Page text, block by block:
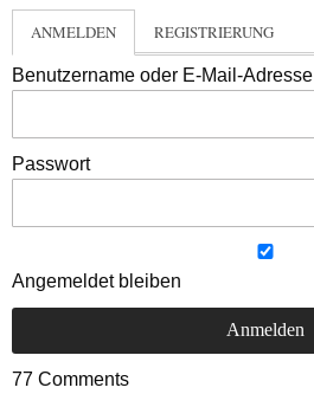
ANMELDEN REGISTRIERUNG
Benutzername oder E-Mail-Adresse
Passwort
Angemeldet bleiben
77 Comments